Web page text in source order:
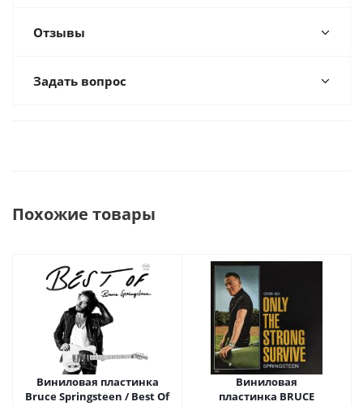
Отзывы
Задать вопрос
Похожие товары
Виниловая пластинка
Bruce Springsteen / Best Of
Виниловая
пластинка BRUCE